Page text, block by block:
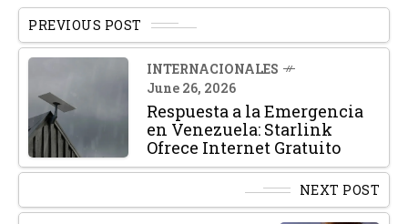
PREVIOUS POST
INTERNACIONALES
June 26, 2026
Respuesta a la Emergencia
en Venezuela: Starlink
Ofrece Internet Gratuito
NEXT POST